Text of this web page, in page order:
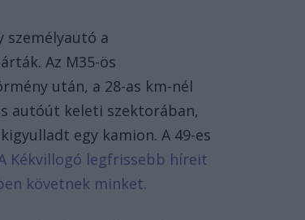
személyautó a
Az M35-ös
után, a 28-as km-nél
autóút keleti szektorában,
egy kamion. A 49-es
Kékvillogó legfrissebb híreit
követnek minket.